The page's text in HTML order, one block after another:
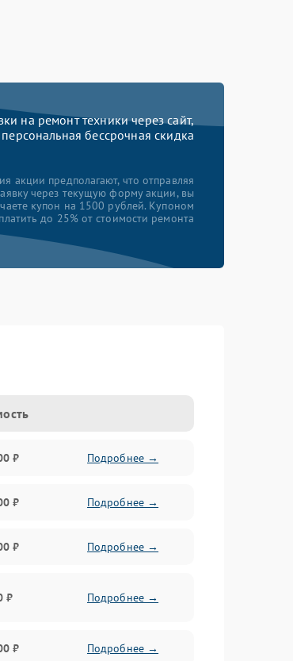
на ремонт техники через сайт,
персональная бессрочная скидка
акции предполагают, что отправляя
через текущую форму акции, вы
купон на 1500 рублей. Купоном
до 25% от стоимости ремонта
₽ Подробнее →
₽ Подробнее →
₽ Подробнее →
₽ Подробнее →
₽ Подробнее →